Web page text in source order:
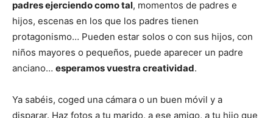
padres ejerciendo como tal, momentos de padres e
hijos, escenas en los que los padres tienen
protagonismo… Pueden estar solos o con sus hijos, con
niños mayores o pequeños, puede aparecer un padre
anciano… esperamos vuestra creatividad.
Ya sabéis, coged una cámara o un buen móvil y a
disparar. Haz fotos a tu marido, a ese amigo, a tu hijo que